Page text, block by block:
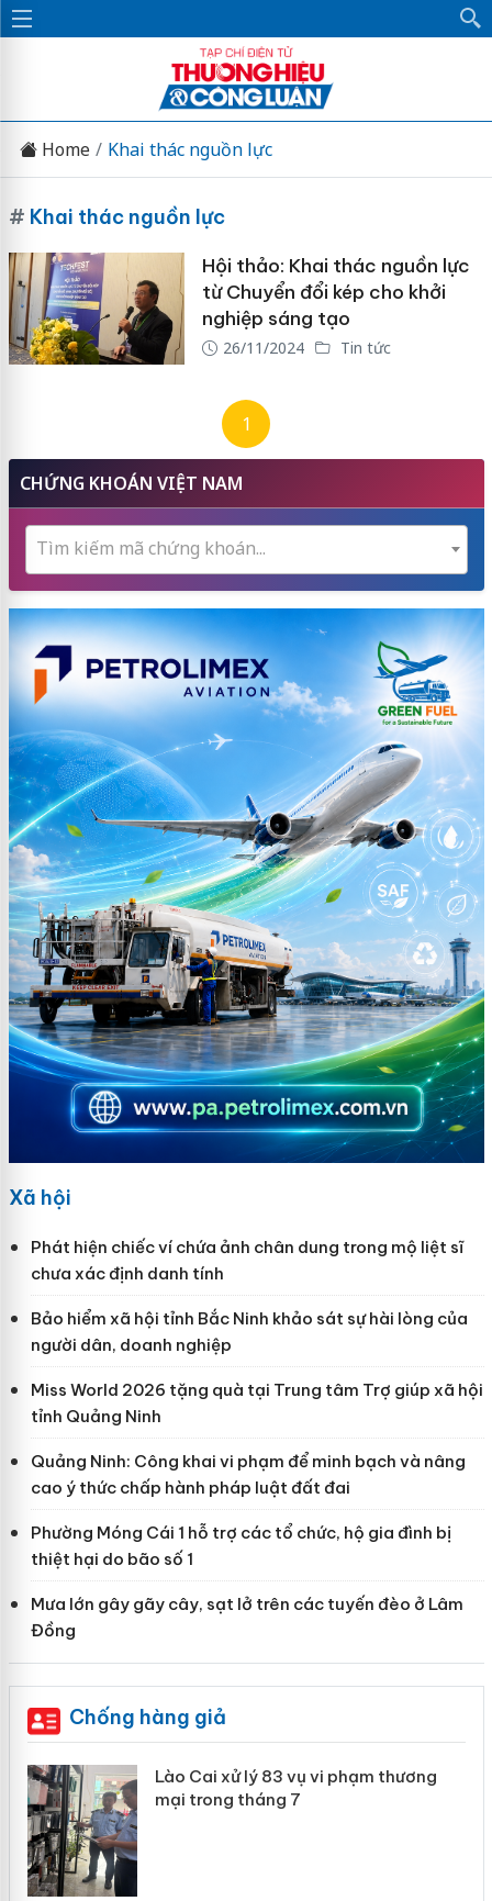
Home Khai thác nguồn lực
# Khai thác nguồn lực
Hội thảo: Khai thác nguồn lực
từ Chuyển đổi kép cho khởi
nghiệp sáng tạo
26/11/2024 Tin tức
1
CHỨNG KHOÁN VIỆT NAM
Tìm kiếm mã chứng khoán...
Xã hội
Phát hiện chiếc ví chứa ảnh chân dung trong mộ liệt sĩ
chưa xác định danh tính
Bảo hiểm xã hội tỉnh Bắc Ninh khảo sát sự hài lòng của
người dân, doanh nghiệp
Miss World 2026 tặng quà tại Trung tâm Trợ giúp xã hội
tỉnh Quảng Ninh
Quảng Ninh: Công khai vi phạm để minh bạch và nâng
cao ý thức chấp hành pháp luật đất đai
Phường Móng Cái 1 hỗ trợ các tổ chức, hộ gia đình bị
thiệt hại do bão số 1
Mưa lớn gây gãy cây, sạt lở trên các tuyến đèo ở Lâm
Đồng
Chống hàng giả
Lào Cai xử lý 83 vụ vi phạm thương
mại trong tháng 7